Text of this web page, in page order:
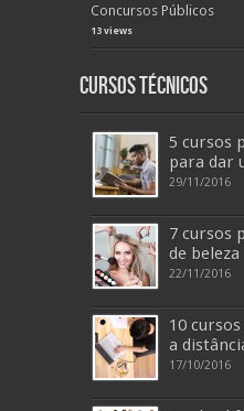
Concursos Públicos
13 views
Cursos Técnicos
5 cursos
para dar
29/11/2016
7 cursos
de beleza
22/11/2016
10
a
17/10/2016